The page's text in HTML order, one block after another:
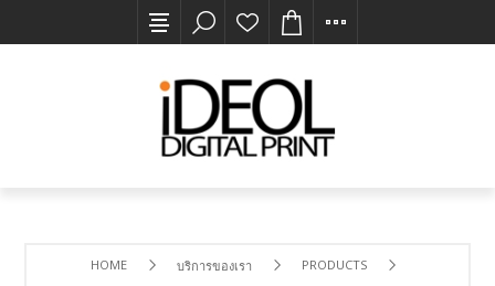
HOME บริการของเรา PRODUCTS